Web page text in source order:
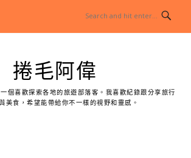
捲毛阿偉
個喜歡探索各地的旅遊部落客。我喜歡紀錄跟分享旅行
美食，希望能帶給你不一樣的視野和靈感。